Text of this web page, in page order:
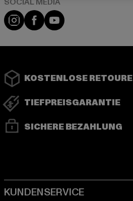
Instagram
FacebookYouTube
KOSTENLOSE RETOURE
TIEFPREISGARANTIE
SICHERE BEZAHLUNG